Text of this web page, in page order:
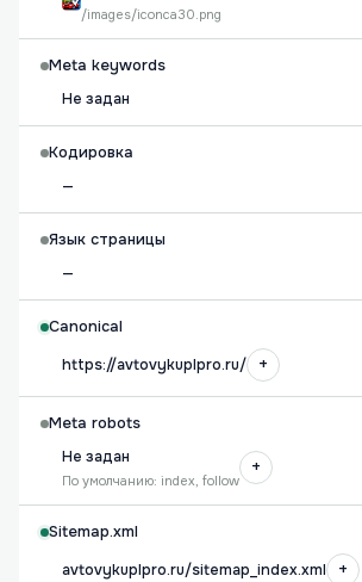
/images/iconca30.png
Meta keywords
Не задан
Кодировка
—
Язык страницы
—
Canonical
https://avtovykuplpro.ru/
+
Meta robots
Не задан
По умолчанию: index, follow
+
Sitemap.xml
avtovykuplpro.ru/sitemap_index.xml
+